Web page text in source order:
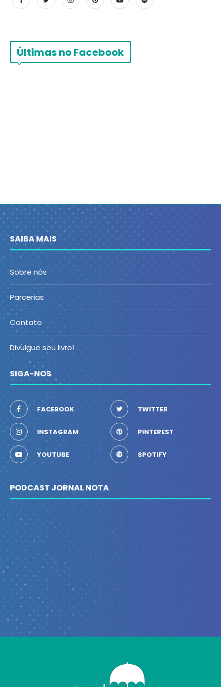
Últimas no Facebook
SAIBA MAIS
Sobre nós
Parcerias
Contato
Divulgue seu livro!
SIGA-NOS
FACEBOOK TWITTER
INSTAGRAM PINTEREST
YOUTUBE SPOTIFY
PODCAST JORNAL NOTA